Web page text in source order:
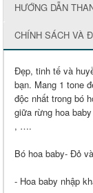
HƯỚNG DẪN
CHÍNH SÁCH VÀ
Đẹp, tinh tế và
bạn. Mang 1 tone
độc nhất trong bó
giữa rừng hoa
, ….
Bó hoa baby- Đỏ
- Hoa baby nhập